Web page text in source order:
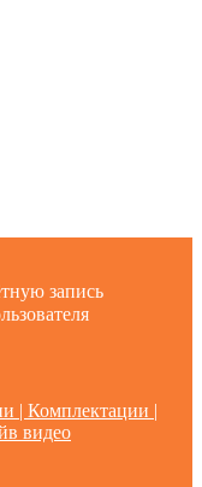
запись
| Комплектации |
видео